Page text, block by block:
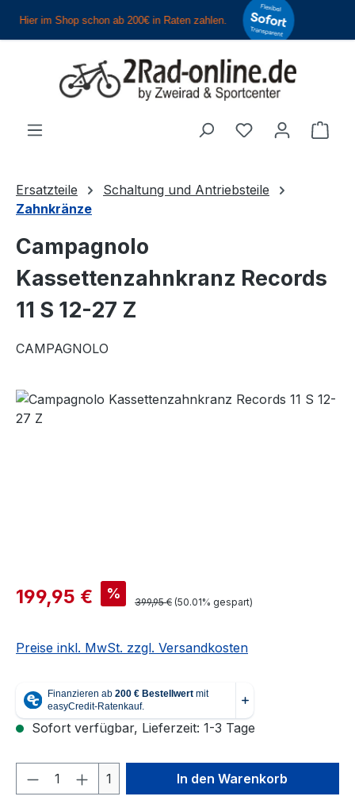
Zum Hauptinhalt springen
Du hast 0
Ersatzteile
Schaltung und Antriebsteile
Zahnkränze
Campagnolo
Kassettenzahnkranz Records
11 S 12-27 Z
CAMPAGNOLO
Verkaufspreis:
199,95 € % Regulärer Preis:
399,95 € (50.01% gespart)
Preise inkl. MwSt. zzgl. Versandkosten
Sofort verfügbar, Lieferzeit: 1-3 Tage
Produkt Anzahl: Gib den
1 In den Warenkorb